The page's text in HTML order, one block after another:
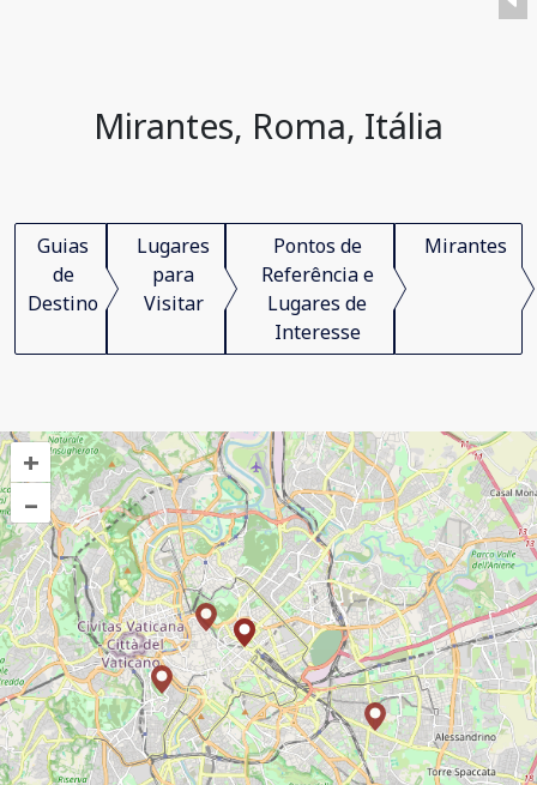
Mirantes, Roma, Itália
Guias
de
Destino
Lugares
para
Visitar
Pontos de
Referência e
Lugares de
Interesse
Mirantes
+
–